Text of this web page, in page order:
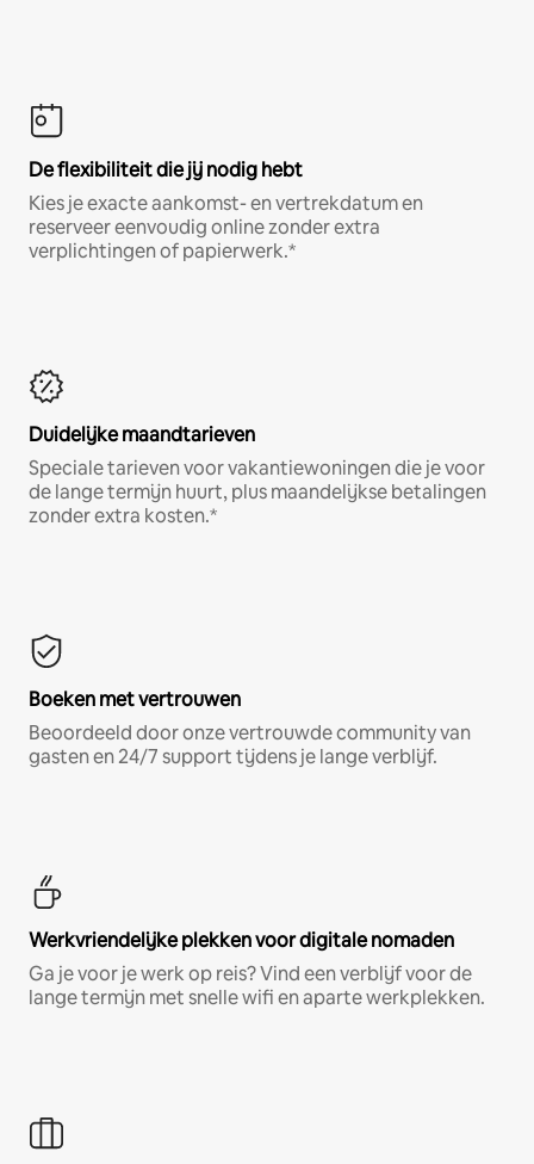
De flexibiliteit die jij nodig hebt
Kies je exacte aankomst- en vertrekdatum en
reserveer eenvoudig online zonder extra
verplichtingen of papierwerk.*
Duidelijke maandtarieven
Speciale tarieven voor vakantiewoningen die je voor
de lange termijn huurt, plus maandelijkse betalingen
zonder extra kosten.*
Boeken met vertrouwen
Beoordeeld door onze vertrouwde community van
gasten en 24/7 support tijdens je lange verblijf.
Werkvriendelijke plekken voor digitale nomaden
Ga je voor je werk op reis? Vind een verblijf voor de
lange termijn met snelle wifi en aparte werkplekken.